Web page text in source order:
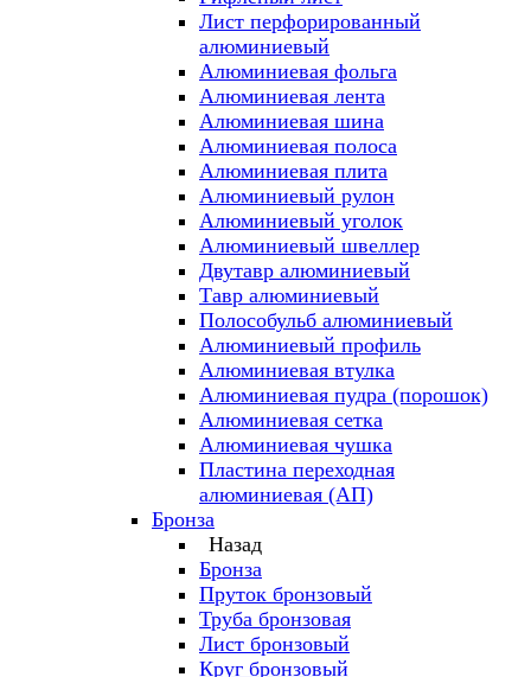
Лист перфорированный
алюминиевый
Алюминиевая фольга
Алюминиевая лента
Алюминиевая шина
Алюминиевая полоса
Алюминиевая плита
Алюминиевый рулон
Алюминиевый уголок
Алюминиевый швеллер
Двутавр алюминиевый
Тавр алюминиевый
Полособульб алюминиевый
Алюминиевый профиль
Алюминиевая втулка
Алюминиевая пудра (порошок)
Алюминиевая сетка
Алюминиевая чушка
Пластина переходная
алюминиевая (АП)
Бронза
Назад
Бронза
Пруток бронзовый
Труба бронзовая
Лист бронзовый
Круг бронзовый